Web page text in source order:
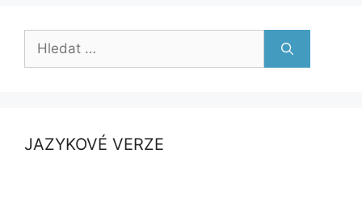
Hledat:
JAZYKOVÉ VERZE